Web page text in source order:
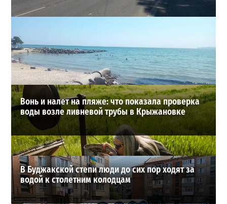
движения: что важно знать водителям
08-08-2026 в 09:29
ВИБОР РЕДАКЦИИ
Вонь и налет на пляже: что показала проверка
воды возле ливневой трубы в Крыжановке
В Буджакской степи люди до сих пор ходят за
водой к столетним колодцам